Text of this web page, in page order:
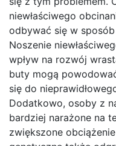
niewłaściwego
odbywać się w
Noszenie
wpływ na rozwój
buty mogą
się do
Dodatkowo, osoby z
bardziej narażone na
zwiększone